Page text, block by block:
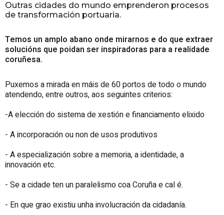
Outras cidades do mundo emprenderon procesos
de transformación portuaria.
Temos un amplo abano onde mirarnos e do que extraer
solucións que poidan ser inspiradoras para a realidade
coruñesa.
Puxemos a mirada en máis de 60 portos de todo o mundo
atendendo, entre outros, aos seguintes criterios:
-A elección do sistema de xestión e financiamento elixido
- A incorporación ou non de usos produtivos
- A especialización sobre a memoria, a identidade, a
innovación etc.
- Se a cidade ten un paralelismo coa Coruña e cal é.
- En que grao existiu unha involucración da cidadanía.